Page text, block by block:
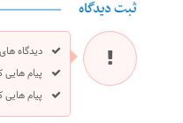
ثبت دیدگاه
دیدگاه
پیام
پیام